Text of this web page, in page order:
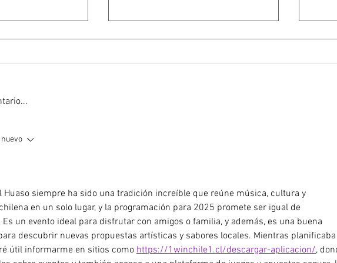
SE
QUE
MUNDIAL
Huaso siempre ha sido una tradición increíble que reúne música, cultura y
en un solo lugar, y la programación para 2025 promete ser igual de
un evento ideal para disfrutar con amigos o familia, y además, es una buena
descubrir nuevas propuestas artísticas y sabores locales. Mientras
útil informarme en sitios como https://1winchile1.cl/descargar-aplicacion/,